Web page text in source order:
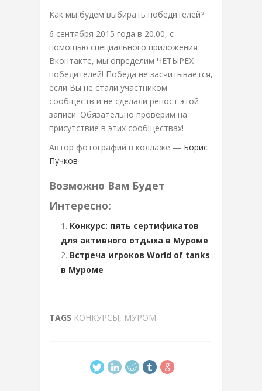
Как мы будем выбирать победителей?
6 сентября 2015 года в 20.00, с
помощью специального приложения
Вконтакте, мы определим ЧЕТЫРЕХ
победителей! Победа не засчитывается,
если Вы не стали участником
сообществ и не сделали репост этой
записи. Обязательно проверим на
присутствие в этих сообществах!
Автор фотографий в коллаже — Борис
Пучков
Возможно Вам Будет
Интересно:
Конкурс: пять сертификатов
для активного отдыха в Муроме
Встреча игроков World of tanks
в Муроме
TAGS КОНКУРСЫ, МУРОМ